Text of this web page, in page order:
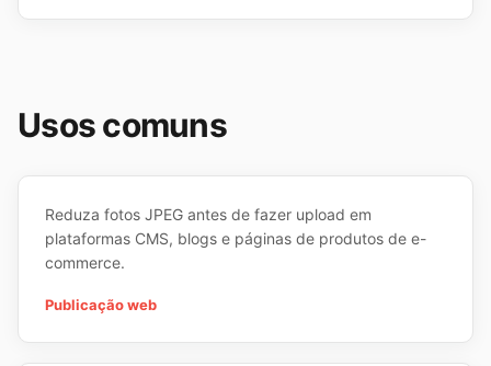
Usos comuns
Reduza fotos JPEG antes de fazer upload em
plataformas CMS, blogs e páginas de produtos de e-
commerce.
Publicação web